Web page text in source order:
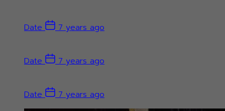
Date 7 years ago
Date 7 years ago
Date 7 years ago